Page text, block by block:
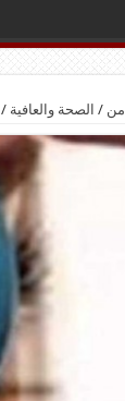
من / الصحة والعافية /